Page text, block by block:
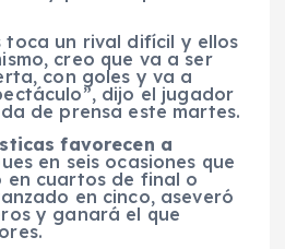
toca un rival difícil y ellos
creo que va a ser
con goles y va a
dijo el jugador
de prensa este martes.
favorecen a
en seis ocasiones que
en cuartos de final o
en cinco, aseveró
y ganará el que